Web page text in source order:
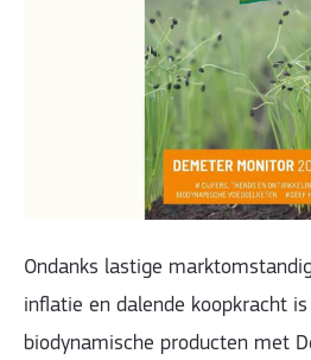
Ondanks lastige
inflatie en dalende koopkracht
biodynamische producten met